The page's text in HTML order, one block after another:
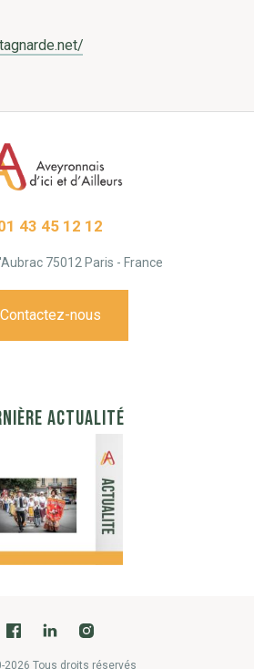
43 45 12 12
75012 Paris - France
Contactez-nous
ACTUALITÉ
2026 Tous droits réservés